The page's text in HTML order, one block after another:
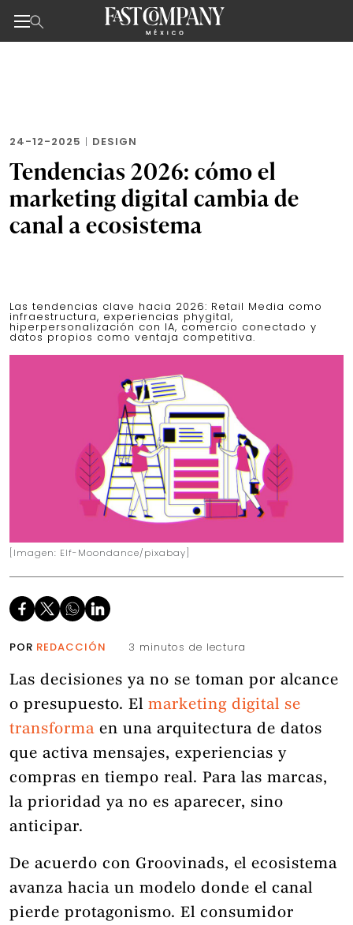
24-12-2025 | DESIGN
Tendencias 2026: cómo el
marketing digital cambia de
canal a ecosistema
Las tendencias clave hacia 2026: Retail Media como
infraestructura, experiencias phygital,
hiperpersonalización con IA, comercio conectado y
datos propios como ventaja competitiva.
[Imagen: Elf-Moondance/pixabay]
POR REDACCIÓN 3 minutos de lectura
Las decisiones ya no se toman por alcance
o presupuesto. El marketing digital se
transforma en una arquitectura de datos
que activa mensajes, experiencias y
compras en tiempo real. Para las marcas,
la prioridad ya no es aparecer, sino
anticipar.
De acuerdo con Groovinads, el ecosistema
avanza hacia un modelo donde el canal
pierde protagonismo. El consumidor